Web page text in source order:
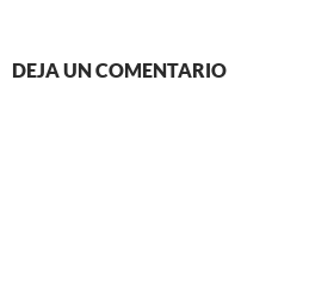
DEJA UN COMENTARIO